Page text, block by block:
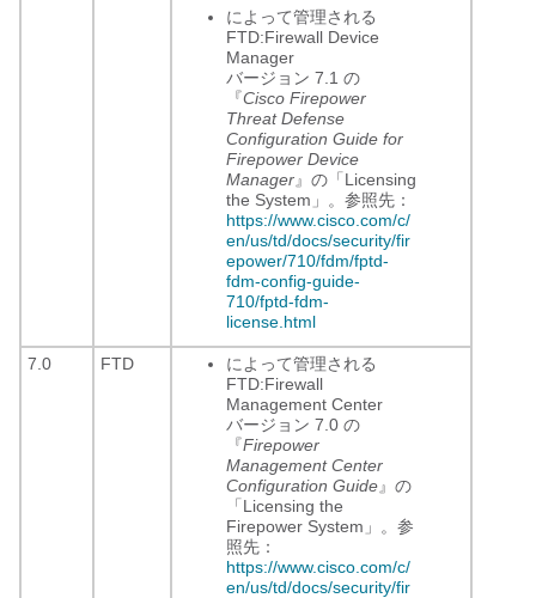
によって管理される
FTD:Firewall Device
Manager
バージョン 7.1 の
『Cisco Firepower
Threat Defense
Configuration Guide for
Firepower Device
Manager』の「Licensing
the System」。参照先：
https://www.cisco.com/c/
en/us/td/docs/security/fir
epower/710/fdm/fptd-
fdm-config-guide-
710/fptd-fdm-
license.html
7.0 FTD
によって管理される
FTD:Firewall
Management Center
バージョン 7.0 の
『Firepower
Management Center
Configuration Guide』の
「Licensing the
Firepower System」。参
照先：
https://www.cisco.com/c/
en/us/td/docs/security/fir